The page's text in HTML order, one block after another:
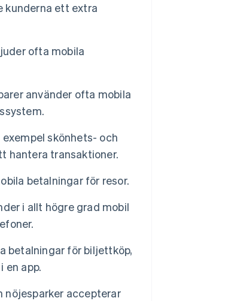
kunderna ett extra
ofta mobila
använder ofta mobila
skönhets- och
hantera transaktioner.
betalningar för resor.
i allt högre grad mobil
betalningar för biljettköp,
en app.
nöjesparker accepterar